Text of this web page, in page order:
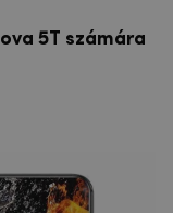
5T számára